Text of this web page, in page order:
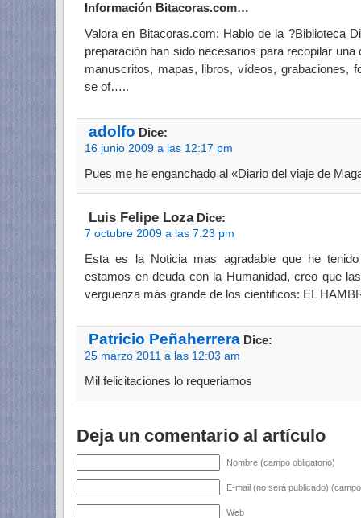
Información Bitacoras.com…
Valora en Bitacoras.com: Hablo de la ?Biblioteca
preparación han sido necesarios para recopilar
manuscritos, mapas, libros, vídeos, grabaciones,
se of…..
adolfo Dice:
16 junio 2009 a las 12:17 pm
Pues me he enganchado al «Diario del viaje de
Luis Felipe LozaDice:
7 octubre 2009 a las 7:23 pm
Esta es la Noticia mas agradable que he
estamos en deuda con la Humanidad, creo que
verguenza más grande de los cientificos: EL
Patricio Peñaherrera Dice:
25 marzo 2011 a las 12:03 am
Mil felicitaciones lo requeriamos
Deja un comentario al artículo
Nombre (campo obligatorio)
E-mail (no será publicado)
Web